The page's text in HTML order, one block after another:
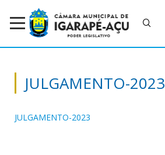
JULGAMENTO-2023
JULGAMENTO-2023